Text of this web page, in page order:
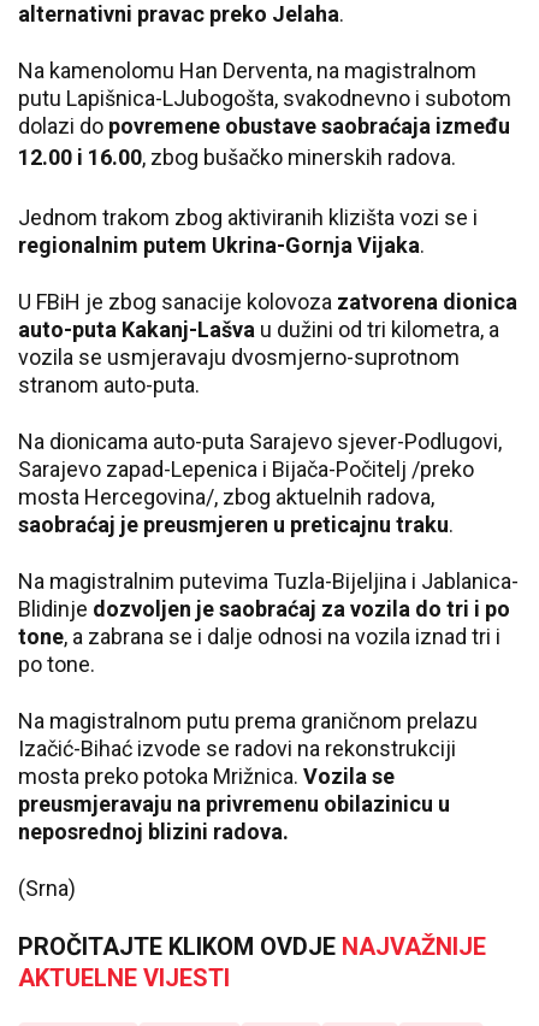
alternativni pravac preko Jelaha.
Na kamenolomu Han Derventa, na magistralnom
putu Lapišnica-LJubogošta, svakodnevno i subotom
dolazi do povremene obustave saobraćaja između
12.00 i 16.00, zbog bušačko minerskih radova.
Jednom trakom zbog aktiviranih klizišta vozi se i
regionalnim putem Ukrina-Gornja Vijaka.
U FBiH je zbog sanacije kolovoza zatvorena dionica
auto-puta Kakanj-Lašva u dužini od tri kilometra, a
vozila se usmjeravaju dvosmjerno-suprotnom
stranom auto-puta.
Na dionicama auto-puta Sarajevo sjever-Podlugovi,
Sarajevo zapad-Lepenica i Bijača-Počitelj /preko
mosta Hercegovina/, zbog aktuelnih radova,
saobraćaj je preusmjeren u preticajnu traku.
Na magistralnim putevima Tuzla-Bijeljina i Jablanica-
Blidinje dozvoljen je saobraćaj za vozila do tri i po
tone, a zabrana se i dalje odnosi na vozila iznad tri i
po tone.
Na magistralnom putu prema graničnom prelazu
Izačić-Bihać izvode se radovi na rekonstrukciji
mosta preko potoka Mrižnica. Vozila se
preusmjeravaju na privremenu obilazinicu u
neposrednoj blizini radova.
(Srna)
PROČITAJTE KLIKOM OVDJE NAJVAŽNIJE
AKTUELNE VIJESTI